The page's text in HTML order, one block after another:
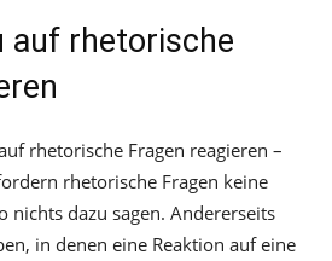
auf rhetorische
rhetorische Fragen reagieren –
rhetorische Fragen keine
nichts dazu sagen. Andererseits
in denen eine Reaktion auf eine